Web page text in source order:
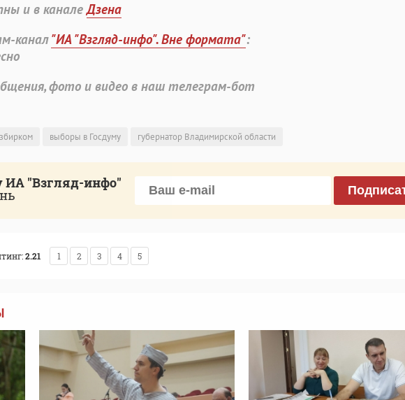
и в каналеДзена
канал"ИА "Взгляд-инфо". Вне формата":
фото и видео в наш телеграм-бот
выборы в Госдуму губернатор Владимирской области
ИА "Взгляд-инфо"
2.21 1 2 3 4 5